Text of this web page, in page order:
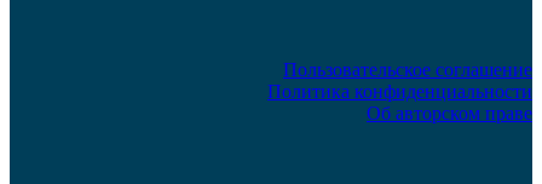
Пользовательское соглашение
Политика конфиденциальности
Об авторском праве